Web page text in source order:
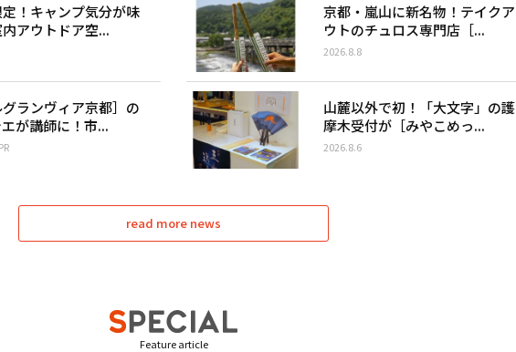
！キャンプ気分が味
アウトドア空...
京都・嵐山に新名物！テイクア
ウトのチュロス専門店［...
2026.8.8
グランヴィア京都］の
が講師に！市...
PR
山麓以外で初！「大文字」の護
摩木受付が［みやこめっ...
2026.8.6
read more news
Feature article